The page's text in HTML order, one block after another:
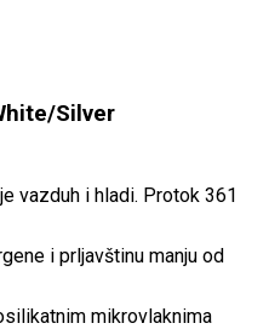
Silver
vazduh i hladi. Protok 361
i prljavštinu manju od
mikrovlaknima